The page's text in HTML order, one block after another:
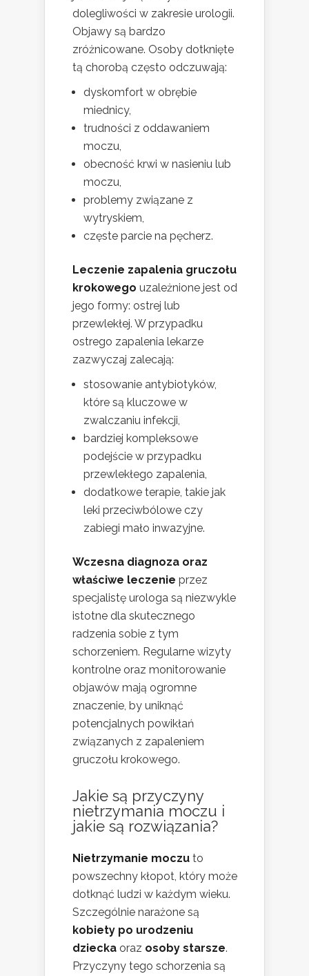
dolegliwości w zakresie urologii.
Objawy są bardzo
zróżnicowane. Osoby dotknięte
tą chorobą często odczuwają:
dyskomfort w obrębie
miednicy,
trudności z oddawaniem
moczu,
obecność krwi w nasieniu lub
moczu,
problemy związane z
wytryskiem,
częste parcie na pęcherz.
Leczenie zapalenia gruczołu
krokowego uzależnione jest od
jego formy: ostrej lub
przewlekłej. W przypadku
ostrego zapalenia lekarze
zazwyczaj zalecają:
stosowanie antybiotyków,
które są kluczowe w
zwalczaniu infekcji,
bardziej kompleksowe
podejście w przypadku
przewlekłego zapalenia,
dodatkowe terapie, takie jak
leki przeciwbólowe czy
zabiegi mało inwazyjne.
Wczesna diagnoza oraz
właściwe leczenie przez
specjalistę urologa są niezwykle
istotne dla skutecznego
radzenia sobie z tym
schorzeniem. Regularne wizyty
kontrolne oraz monitorowanie
objawów mają ogromne
znaczenie, by uniknąć
potencjalnych powikłań
związanych z zapaleniem
gruczołu krokowego.
Jakie są przyczyny
nietrzymania moczu i
jakie są rozwiązania?
Nietrzymanie moczu to
powszechny kłopot, który może
dotknąć ludzi w każdym wieku.
Szczególnie narażone są
kobiety po urodzeniu
dziecka oraz osoby starsze.
Przyczyny tego schorzenia są